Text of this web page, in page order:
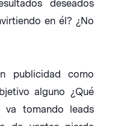
deseados
en él? ¿No
publicidad como
alguno ¿Qué
va tomando leads